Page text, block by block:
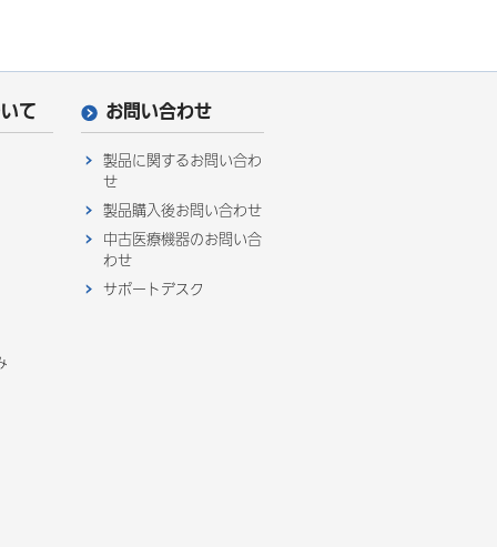
て お問い合わせ
製品に関するお問い合わ
せ
製品購入後お問い合わせ
中古医療機器のお問い合
わせ
サポートデスク